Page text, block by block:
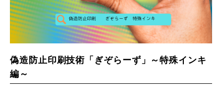
偽造防止印刷技術「ぎぞらーず」～特殊インキ
編～